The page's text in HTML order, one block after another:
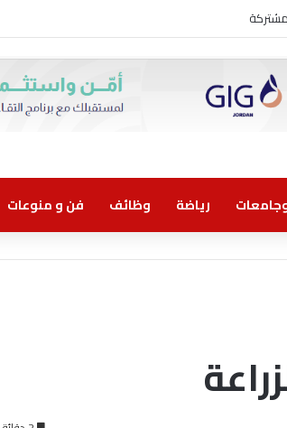
رياضة وظائف فن و منوعات